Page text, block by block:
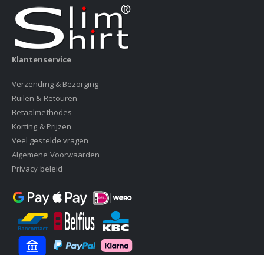
Klantenservice
Verzending & Bezorging
Ruilen & Retouren
Betaalmethodes
Korting & Prijzen
Veel gestelde vragen
Algemene Voorwaarden
Privacy beleid